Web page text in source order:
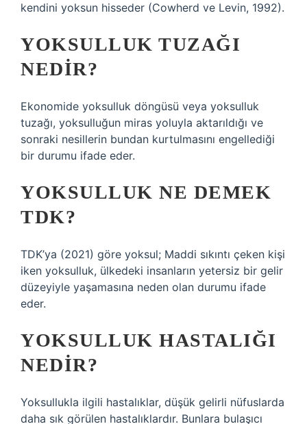
kendini yoksun hisseder (Cowherd ve Levin, 1992).
YOKSULLUK TUZAĞI
NEDIR?
Ekonomide yoksulluk döngüsü veya yoksulluk
tuzağı, yoksulluğun miras yoluyla aktarıldığı ve
sonraki nesillerin bundan kurtulmasını engellediği
bir durumu ifade eder.
YOKSULLUK NE DEMEK
TDK?
TDK’ya (2021) göre yoksul; Maddi sıkıntı çeken kişi
iken yoksulluk, ülkedeki insanların yetersiz bir gelir
düzeyiyle yaşamasına neden olan durumu ifade
eder.
YOKSULLUK HASTALIĞI
NEDIR?
Yoksullukla ilgili hastalıklar, düşük gelirli nüfuslarda
daha sık görülen hastalıklardır. Bunlara bulaşıcı